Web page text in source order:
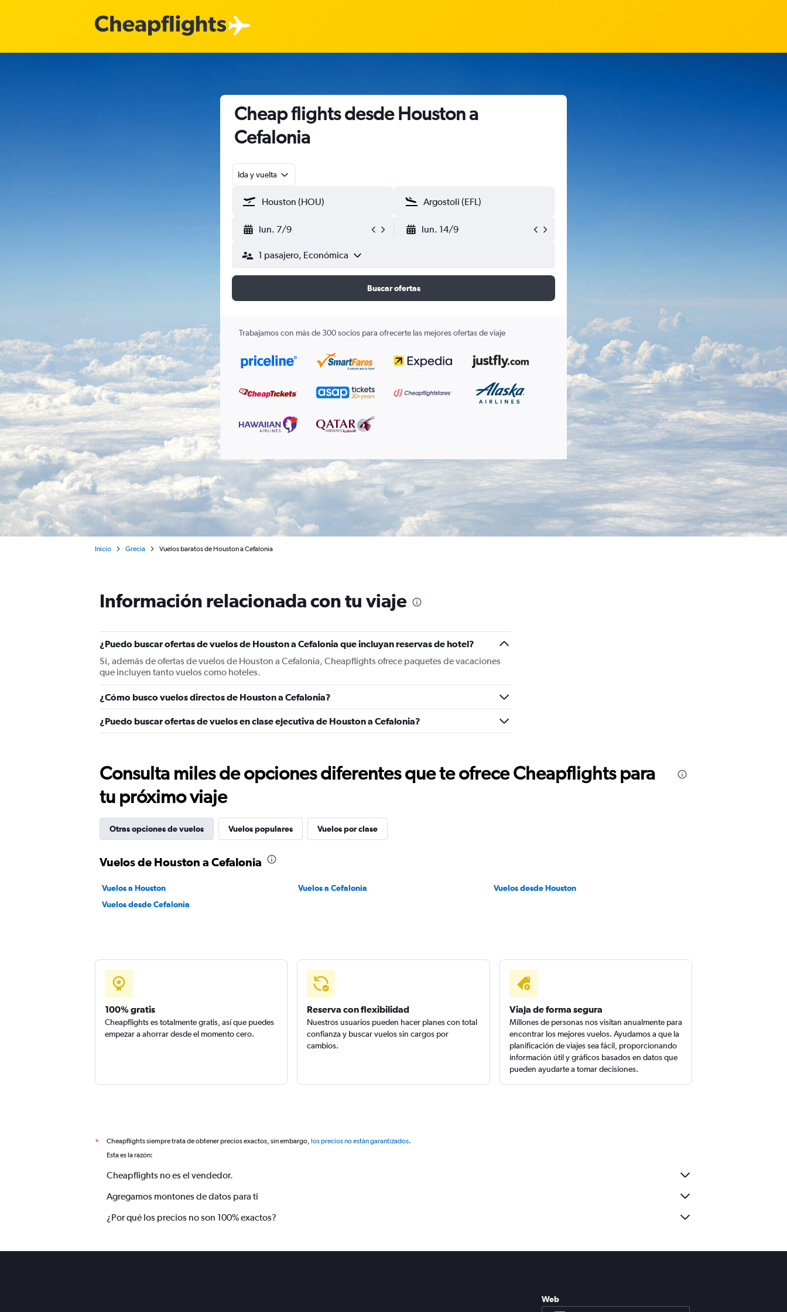
Cheap flights desde Houston a
Cefalonia
Ida y vuelta
lun. 7/9 lun. 14/9
1 pasajero, Económica
Buscar ofertas
Trabajamos con más de 300 socios para ofrecerte las mejores ofertas de viaje
Inicio Grecia Vuelos baratos de Houston a Cefalonia
Información relacionada con tu viaje
¿Puedo buscar ofertas de vuelos de Houston a Cefalonia que incluyan reservas de hotel?
Sí, además de ofertas de vuelos de Houston a Cefalonia, Cheapflights ofrece paquetes de vacaciones
que incluyen tanto vuelos como hoteles.
¿Cómo busco vuelos directos de Houston a Cefalonia?
¿Puedo buscar ofertas de vuelos en clase ejecutiva de Houston a Cefalonia?
Consulta miles de opciones diferentes que te ofrece Cheapflights para
tu próximo viaje
Otras opciones de vuelos Vuelos populares Vuelos por clase
Vuelos de Houston a Cefalonia
Vuelos a Houston Vuelos a Cefalonia
Vuelos desde Houston
Vuelos desde Cefalonia
100% gratis
Cheapflights es totalmente gratis, así que puedes
empezar a ahorrar desde el momento cero.
Reserva con flexibilidad
Nuestros usuarios pueden hacer planes con total
confianza y buscar vuelos sin cargos por
cambios.
Viaja de forma segura
Millones de personas nos visitan anualmente para
encontrar los mejores vuelos. Ayudamos a que la
planificación de viajes sea fácil, proporcionando
información útil y gráficos basados en datos que
pueden ayudarte a tomar decisiones.
* Cheapflights siempre trata de obtener precios exactos, sin embargo, los precios no están garantizados.
Esta es la razón:
Cheapflights no es el vendedor.
Agregamos montones de datos para ti
¿Por qué los precios no son 100% exactos?
Web